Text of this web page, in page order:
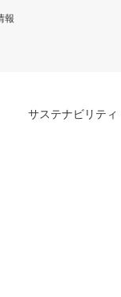
報
サステナビリティ